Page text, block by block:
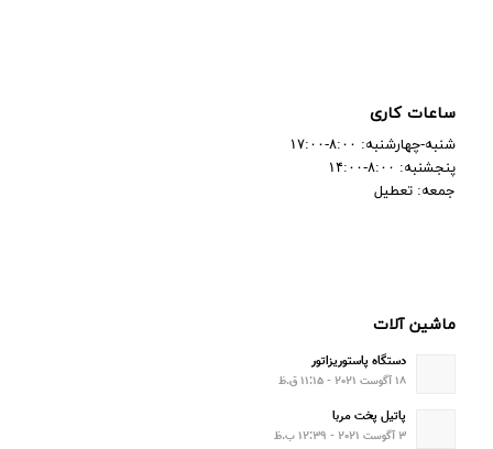
ساعات کاری
شنبه-چهارشنبه: ۸:۰۰-۱۷:۰۰
پنجشنبه: ۸:۰۰-۱۴:۰۰
جمعه: تعطیل
ماشین آلات
دستگاه پاستوریزاتور
۱۸ آگوست ۲۰۲۱ - ۱۱:۱۵ ق.ظ
پاتیل پخت مربا
۳ آگوست ۲۰۲۱ - ۱۲:۳۹ ب.ظ